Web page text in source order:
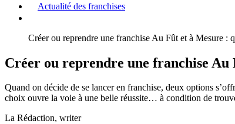
Actualité des franchises
Créer ou reprendre une franchise Au Fût et à Mesure :
Créer ou reprendre une franchise
Quand on décide de se lancer en franchise, deux options
choix ouvre la voie à une belle réussite… à condition de
La Rédaction, writer